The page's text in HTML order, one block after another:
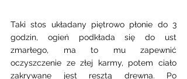
Taki stos układany piętrowo płonie do 3
godzin, ogień podkłada się do ust
zmarłego, ma to mu zapewnić
oczyszczenie ze złej karmy, potem ciało
zakrywane jest resztą drewna. Po